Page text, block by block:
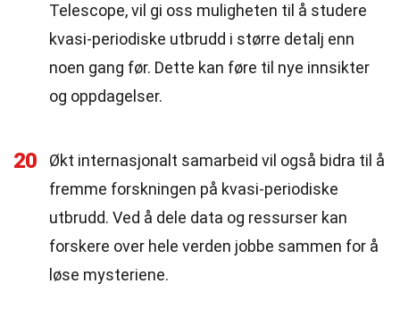
Telescope, vil gi oss muligheten til å studere
kvasi-periodiske utbrudd i større detalj enn
noen gang før. Dette kan føre til nye innsikter
og oppdagelser.
20
Økt internasjonalt samarbeid vil også bidra til å
fremme forskningen på kvasi-periodiske
utbrudd. Ved å dele data og ressurser kan
forskere over hele verden jobbe sammen for å
løse mysteriene.